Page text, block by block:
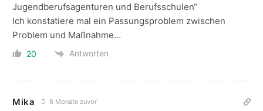
Jugendberufsagenturen und Berufsschulen“
Ich konstatiere mal ein Passungsproblem zwischen
Problem und Maßnahme…
20 Antworten
Mika 6 Monate zuvor